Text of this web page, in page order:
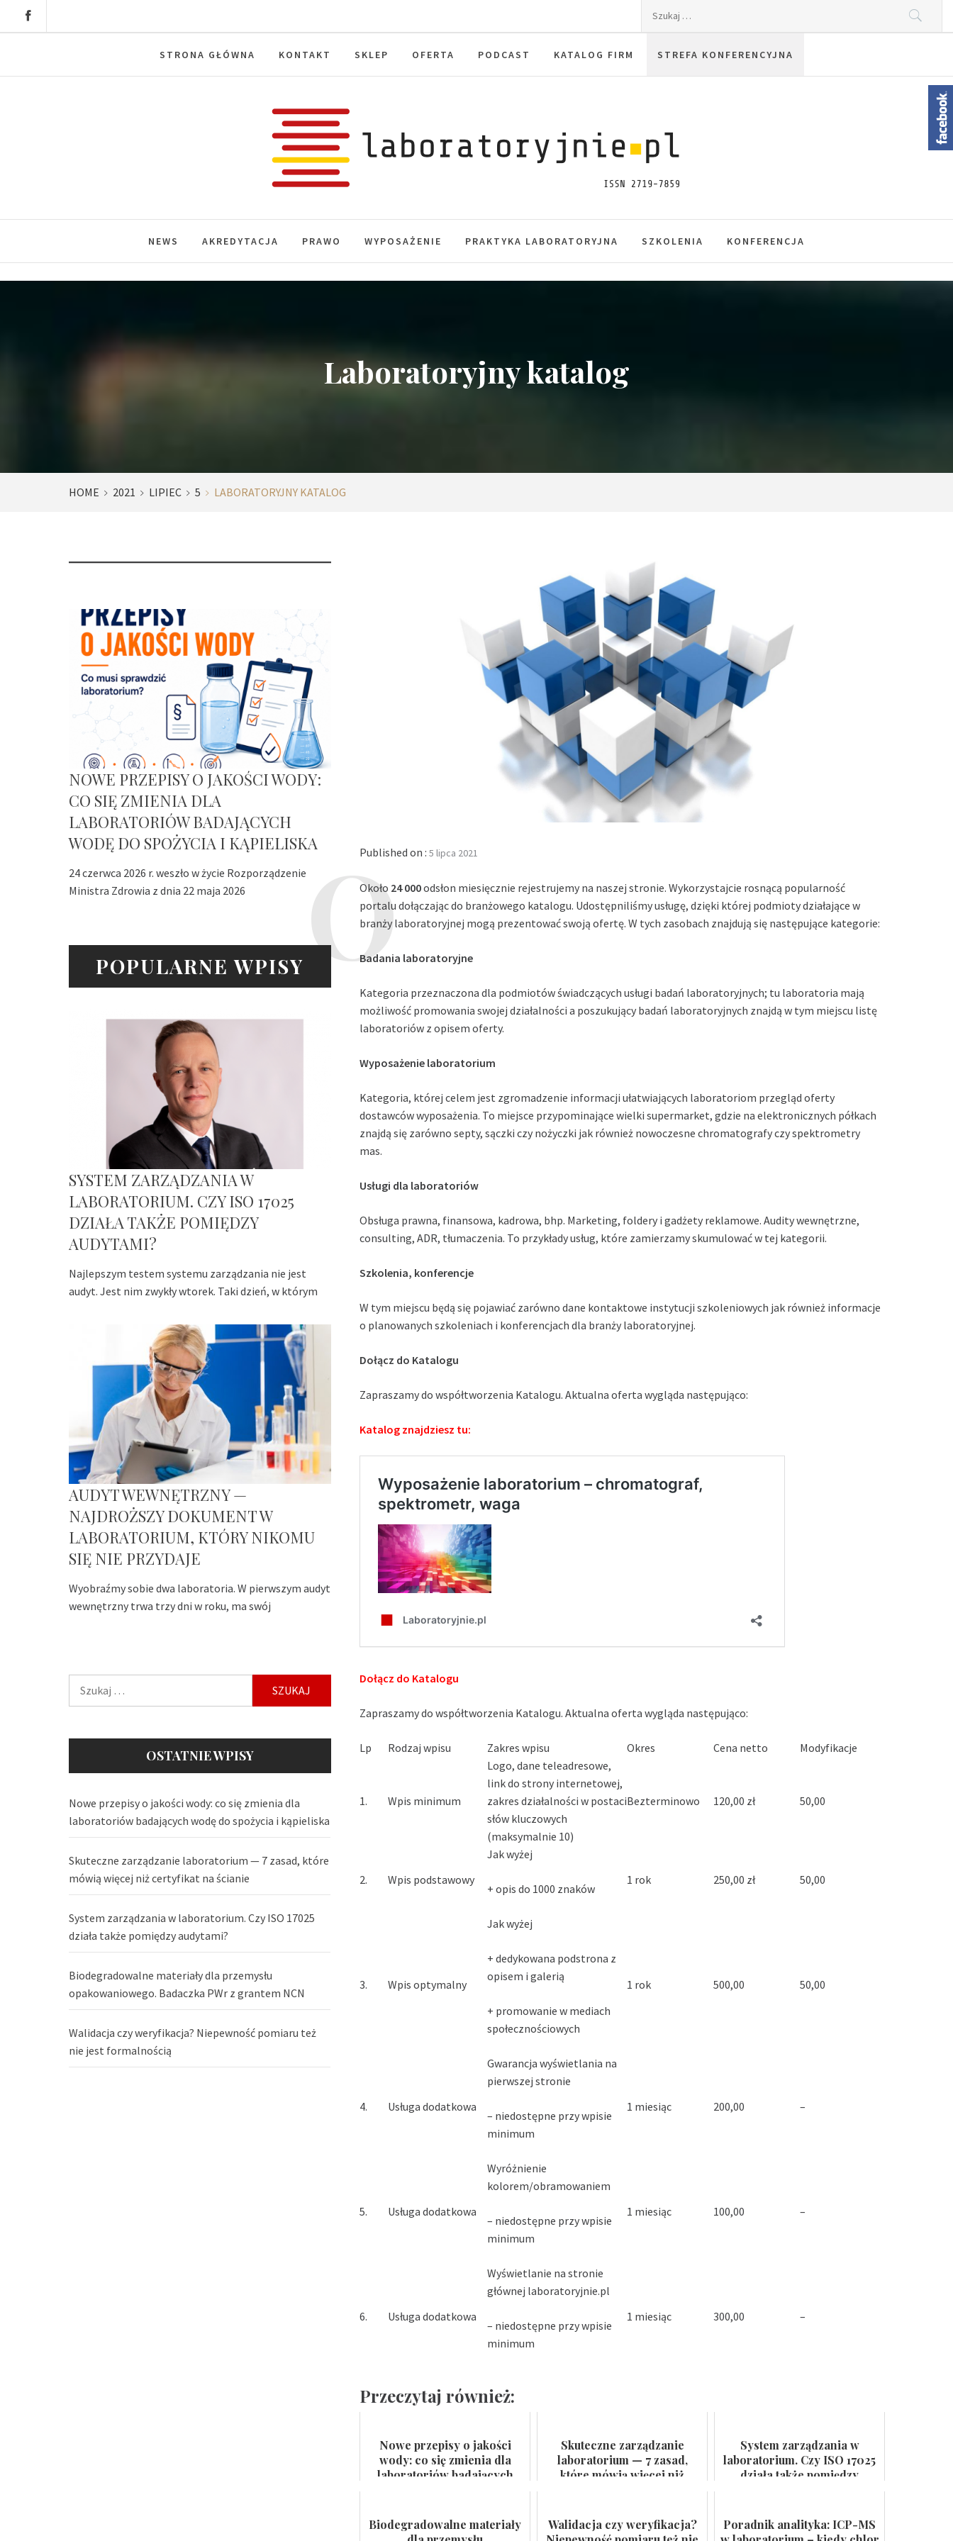
STRONA GŁÓWNA KONTAKT SKLEP OFERTA PODCAST KATALOG FIRM STREFA KONFERENCYJNA
Laboratoryjnie.pl
NEWS AKREDYTACJA PRAWO WYPOSAŻENIE PRAKTYKA LABORATORYJNA SZKOLENIA KONFERENCJA
Laboratoryjny katalog
HOME 2021 LIPIEC 5 LABORATORYJNY KATALOG
Published on :5 lipca 2021
Około 24 000odsłon miesięcznie rejestrujemy na naszej stronie. Wykorzystajcie rosnącą popularność
portalu dołączając do branżowego katalogu. Udostępniliśmy usługę, dzięki której podmioty działające w
branży laboratoryjnej mogą prezentować swoją ofertę. W tych zasobach znajdują się następujące kategorie:
Badania laboratoryjne
Kategoria przeznaczona dla podmiotów świadczących usługi badań laboratoryjnych; tu laboratoria mają
możliwość promowania swojej działalności a poszukujący badań laboratoryjnych znajdą w tym miejscu listę
laboratoriów z opisem oferty.
Wyposażenie laboratorium
Kategoria, której celem jest zgromadzenie informacji ułatwiających laboratoriom przegląd oferty
dostawców wyposażenia. To miejsce przypominające wielki supermarket, gdzie na elektronicznych półkach
znajdą się zarówno septy, sączki czy nożyczki jak również nowoczesne chromatografy czy spektrometry
mas.
Usługi dla laboratoriów
Obsługa prawna, finansowa, kadrowa, bhp. Marketing, foldery i gadżety reklamowe.Audity wewnętrzne,
consulting, ADR, tłumaczenia. To przykłady usług, które zamierzamy skumulować w tej kategorii.
Szkolenia, konferencje
W tym miejscu będą się pojawiać zarówno dane kontaktowe instytucji szkoleniowych jak również informacje
o planowanych szkoleniach i konferencjach dla branży laboratoryjnej.
Dołącz do Katalogu
Zapraszamy do współtworzenia Katalogu. Aktualna oferta wygląda następująco:
Katalog znajdziesz tu:
Dołącz do Katalogu
Zapraszamy do współtworzenia Katalogu. Aktualna oferta wygląda następująco:
Lp Rodzaj wpisu Zakres wpisu Okres Cena netto Modyfikacje
1. Wpis minimum
Logo, dane teleadresowe,
link do strony internetowej,
zakres działalności w postaci
słów kluczowych
(maksymalnie 10)
Bezterminowo 120,00 zł 50,00
2. Wpis podstawowy
Jak wyżej
+ opis do 1000 znaków
1 rok 250,00 zł 50,00
3. Wpis optymalny
Jak wyżej
+ dedykowana podstrona z
opisem i galerią
+ promowanie w mediach
społecznościowych
1 rok 500,00 50,00
4. Usługa dodatkowa
Gwarancja wyświetlania na
pierwszej stronie
– niedostępne przy wpisie
minimum
1 miesiąc 200,00 –
5. Usługa dodatkowa
Wyróżnienie
kolorem/obramowaniem
– niedostępne przy wpisie
minimum
1 miesiąc 100,00 –
6. Usługa dodatkowa
Wyświetlanie na stronie
głównej laboratoryjnie.pl
– niedostępne przy wpisie
minimum
1 miesiąc 300,00 –
Przeczytaj również:
Nowe przepisy o jakości
wody: co się zmienia dla
laboratoriów badających
Skuteczne zarządzanie
laboratorium — 7 zasad,
które mówią więcej niż
System zarządzania w
laboratorium. Czy ISO 17025
działa także pomiędzy
Biodegradowalne materiały
Walidacja czy weryfikacja?
Poradnik analityka: ICP-MS
NOWE PRZEPISY O JAKOŚCI WODY:
CO SIĘ ZMIENIA DLA
LABORATORIÓW BADAJĄCYCH
WODĘ DO SPOŻYCIA I KĄPIELISKA
24 czerwca 2026 r. weszło w życie Rozporządzenie
Ministra Zdrowia z dnia 22 maja 2026
POPULARNE WPISY
SYSTEM ZARZĄDZANIA W
LABORATORIUM. CZY ISO 17025
DZIAŁA TAKŻE POMIĘDZY
AUDYTAMI?
Najlepszym testem systemu zarządzania nie jest
audyt. Jest nim zwykły wtorek. Taki dzień, w którym
AUDYT WEWNĘTRZNY —
NAJDROŻSZY DOKUMENT W
LABORATORIUM, KTÓRY NIKOMU
SIĘ NIE PRZYDAJE
Wyobraźmy sobie dwa laboratoria. W pierwszym audyt
wewnętrzny trwa trzy dni w roku, ma swój
OSTATNIE WPISY
Nowe przepisy o jakości wody: co się zmienia dla
laboratoriów badających wodę do spożycia i kąpieliska
Skuteczne zarządzanie laboratorium — 7 zasad, które
mówią więcej niż certyfikat na ścianie
System zarządzania w laboratorium. Czy ISO 17025
działa także pomiędzy audytami?
Biodegradowalne materiały dla przemysłu
opakowaniowego. Badaczka PWr z grantem NCN
Walidacja czy weryfikacja? Niepewność pomiaru też
nie jest formalnością